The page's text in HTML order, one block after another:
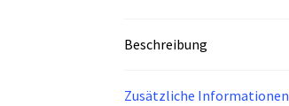
Beschreibung
Zusätzliche Informationen